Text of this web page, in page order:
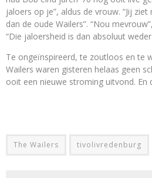
jaloers op je”, aldus de vrouw. “Jij
dan de oude Wailers”. “Nou
“Die jaloersheid is dan absoluut
Te ongeïnspireerd, te zoutloos en te
Wailers waren gisteren helaas geen
ooit een nieuwe stroming uitvond.
The Wailers tivolivredenburg